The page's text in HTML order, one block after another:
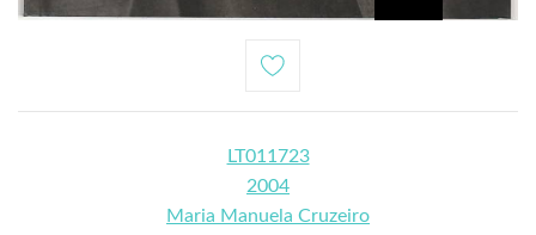
LT011723
2004
Maria Manuela Cruzeiro